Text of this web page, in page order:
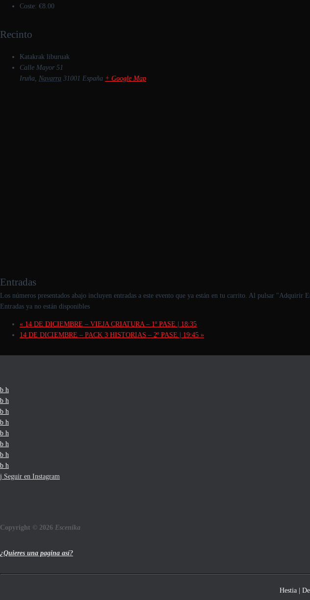
Coste: €8.00
Recinto
Katakrak liburuak
Calle Mayor 51
Iruña Navarra 31001 España + Google Map
Entradas
Los números presentados abajo incluyen entradas a este evento que ya están en tu carrito. Al pulsar "Adquirir
Entradas ya no están disponibles
« 14 DE DICIEMBRE – VIEJA CRIATURA – 1º PASE | 18:35
14 DE DICIEMBRE – PACK 3 HISTORIAS – 2º PASE | 19:45 »
Seguir en Instagram
Copyright © 2026 Escenika
¿Quieres una pagina así?
Hestia |